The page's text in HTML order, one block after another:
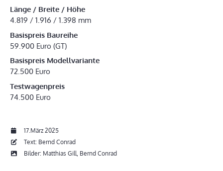
Länge / Breite / Höhe
4.819 / 1.916 / 1.398 mm
Basispreis Baureihe
59.900 Euro (GT)
Basispreis Modellvariante
72.500 Euro
Testwagenpreis
74.500 Euro
17.März 2025
Text: Bernd Conrad
Bilder: Matthias Gill, Bernd Conrad